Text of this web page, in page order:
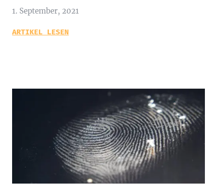
1. September, 2021
ARTIKEL LESEN